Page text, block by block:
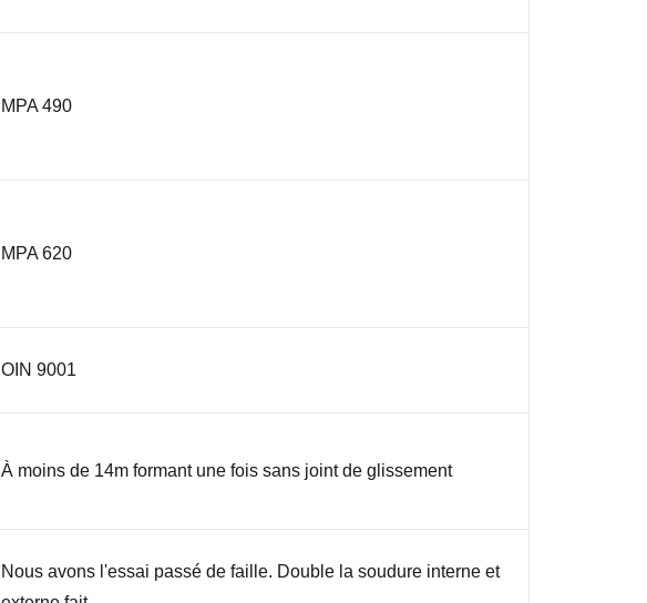
MPA 490
MPA 620
OIN 9001
À moins de 14m formant une fois sans joint de glissement
Nous avons l'essai passé de faille. Double la soudure interne et